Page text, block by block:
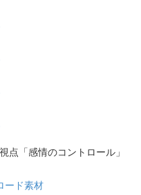
「感情のコントロール」
ード素材